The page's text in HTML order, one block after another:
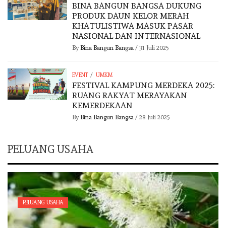
BINA BANGUN BANGSA DUKUNG
PRODUK DAUN KELOR MERAH
KHATULISTIWA MASUK PASAR
NASIONAL DAN INTERNASIONAL
By Bina Bangun Bangsa / 31 Juli 2025
EVENT / UMKM
FESTIVAL KAMPUNG MERDEKA 2025:
RUANG RAKYAT MERAYAKAN
KEMERDEKAAN
By Bina Bangun Bangsa / 28 Juli 2025
PELUANG USAHA
PELUANG USAHA